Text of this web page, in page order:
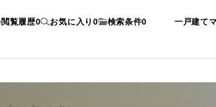
一戸建て
閲覧履歴0 お気に入り 0 検索条件0